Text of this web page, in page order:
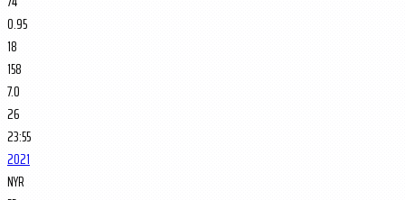
0.95
18
158
7.0
26
23:55
2021
NYR